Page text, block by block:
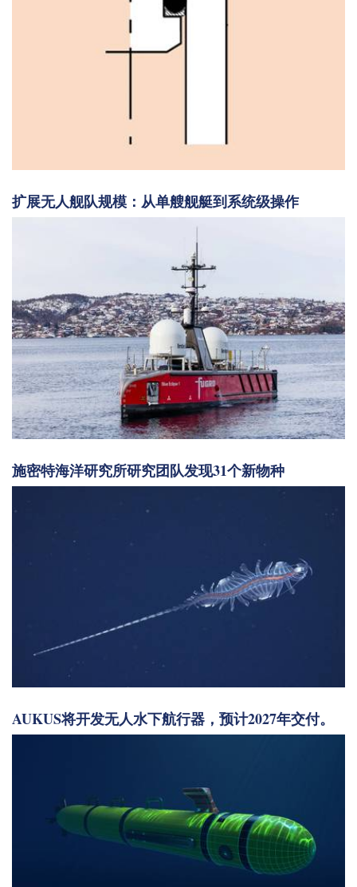
扩展无人舰队规模：从单艘舰艇到系统级操作
施密特海洋研究所研究团队发现31个新物种
AUKUS将开发无人水下航行器，预计2027年交付。